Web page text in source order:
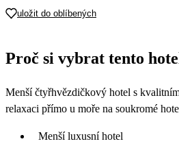
uložit do oblíbených
Proč si vybrat tento
Menší čtyřhvězdičkový hotel s
relaxaci přímo u moře na soukromé
Menší luxusní hotel